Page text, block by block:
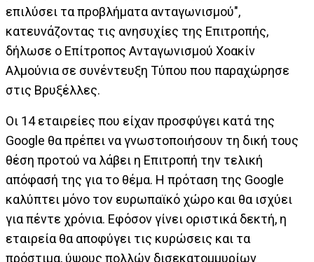
επιλύσει τα προβλήματα ανταγωνισμού",
κατευνάζοντας τις ανησυχίες της Επιτροπής,
δήλωσε ο Επίτροπος Ανταγωνισμού Χοακίν
Αλμούνια σε συνέντευξη Τύπου που παραχώρησε
στις Βρυξέλλες.
Οι 14 εταιρείες που είχαν προσφύγει κατά της
Google θα πρέπει να γνωστοποιήσουν τη δική τους
θέση προτού να λάβει η Επιτροπή την τελική
απόφασή της για το θέμα. Η πρόταση της Google
καλύπτει μόνο τον ευρωπαϊκό χώρο και θα ισχύει
για πέντε χρόνια. Εφόσον γίνει οριστικά δεκτή, η
εταιρεία θα αποφύγει τις κυρώσεις και τα
πρόστιμα, ύψους πολλών δισεκατομμυρίων